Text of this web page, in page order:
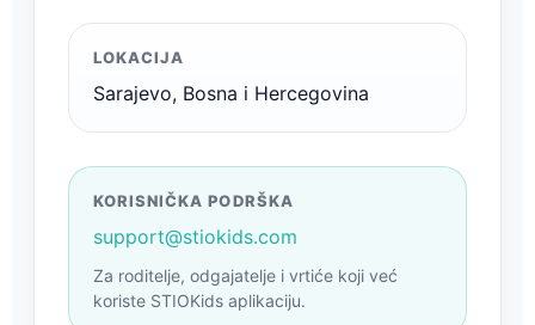
LOKACIJA
Sarajevo, Bosna i Hercegovina
KORISNIČKA PODRŠKA
support@stiokids.com
Za roditelje, odgajatelje i vrtiće koji već
koriste STIOKids aplikaciju.